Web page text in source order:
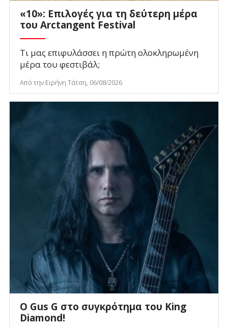
«10»: Επιλογές για τη δεύτερη μέρα
του Arctangent Festival
Τι μας επιφυλάσσει η πρώτη ολοκληρωμένη
μέρα του φεστιβάλ;
Από την Ειρήνη Τάτση, 06/08/2026
O Gus G στο συγκρότημα του King
Diamond!